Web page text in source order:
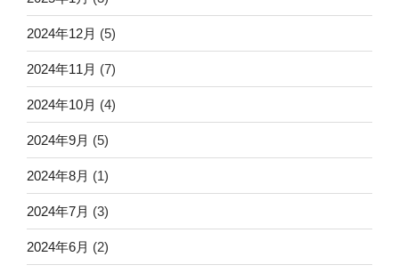
2024年12月 (5)
2024年11月 (7)
2024年10月 (4)
2024年9月 (5)
2024年8月 (1)
2024年7月 (3)
2024年6月 (2)